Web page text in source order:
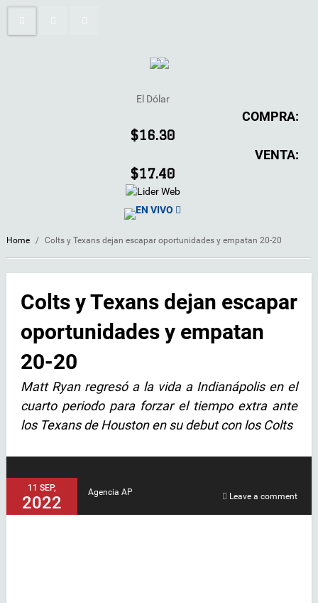
El Dólar
COMPRA:
$16.30
VENTA:
$17.40
EN VIVO
Home / Colts y Texans dejan escapar oportunidades y empatan 20-20
Colts y Texans dejan escapar
oportunidades y empatan
20-20
Matt Ryan regresó a la vida a Indianápolis en el
cuarto periodo para forzar el tiempo extra ante
los Texans de Houston en su debut con los Colts
11 SEP,
2022
Agencia AP Leave a comment